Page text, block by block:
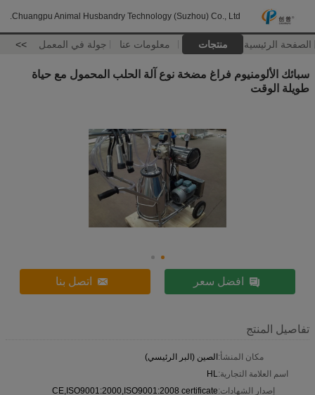
Chuangpu Animal Husbandry Technology (Suzhou) Co., Ltd.
الصفحة الرئيسية منتجات معلومات عنا جولة في المعمل >>
سبائك الألومنيوم فراغ مضخة نوع آلة الحلب المحمول مع حياة
طويلة الوقت
افضل سعر اتصل بنا
تفاصيل المنتج
مكان المنشأ:الصين (البر الرئيسي)
اسم العلامة التجارية:HL
إصدار الشهادات:CE,ISO9001:2000,ISO9001:2008 certificate